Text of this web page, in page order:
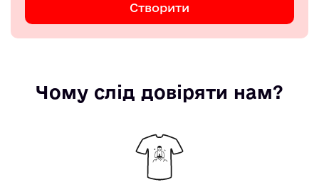
Створити
Чому слід довіряти нам?